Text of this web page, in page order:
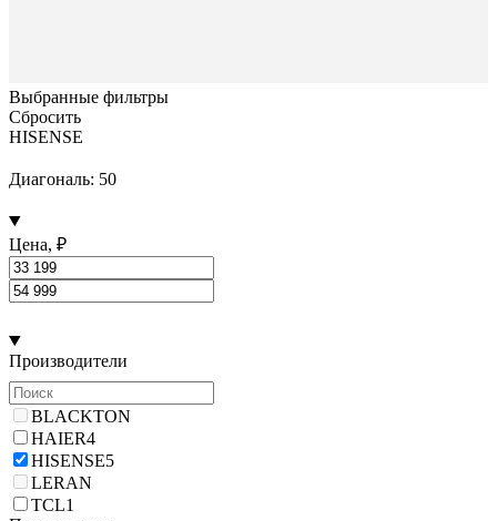
Выбранные фильтры
Сбросить
HISENSE
Диагональ: 50
Цена, ₽
Производители
BLACKTON
HAIER4
HISENSE5
LERAN
TCL1